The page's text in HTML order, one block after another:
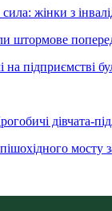
жінки з
штормове
на підприємстві
дівчата-
пішохідного